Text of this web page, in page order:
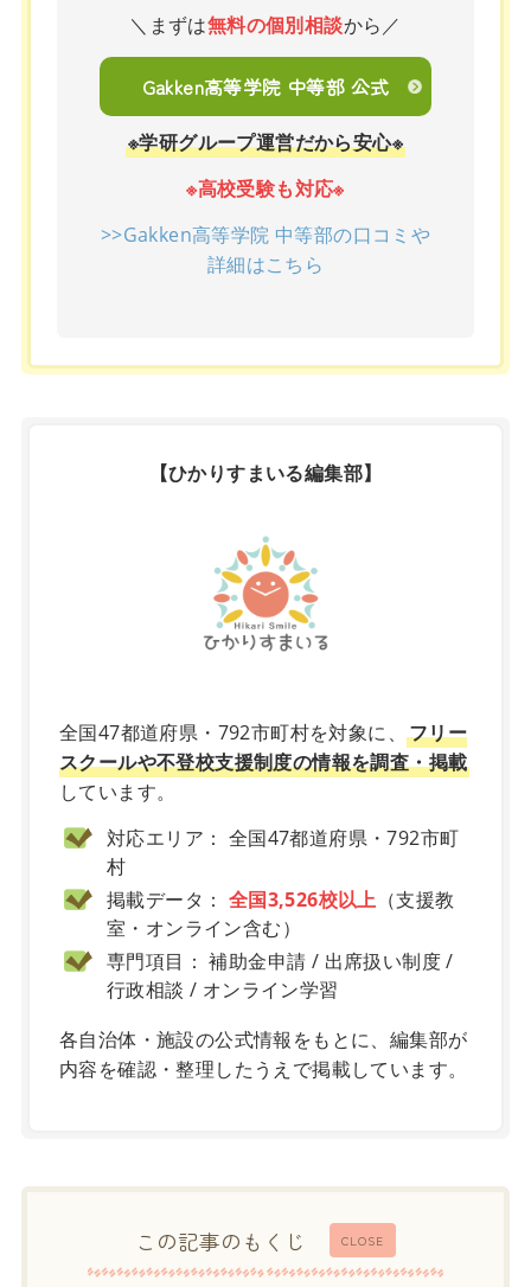
＼まずは無料の個別相談から／
Gakken高等学院 中等部 公式
※学研グループ運営だから安心※
※高校受験も対応※
>>Gakken高等学院 中等部の口コミや
詳細はこちら
【ひかりすまいる編集部】
全国47都道府県・792市町村を対象に、 フリー
スクールや不登校支援制度の情報を調査・掲載
しています。
対応エリア： 全国47都道府県・792市町
村
掲載データ： 全国3,526校以上 （支援教
室・オンライン含む）
専門項目： 補助金申請 / 出席扱い制度 /
行政相談 / オンライン学習
各自治体・施設の公式情報をもとに、編集部が
内容を確認・整理したうえで掲載しています。
CLOSE
この記事のもくじ